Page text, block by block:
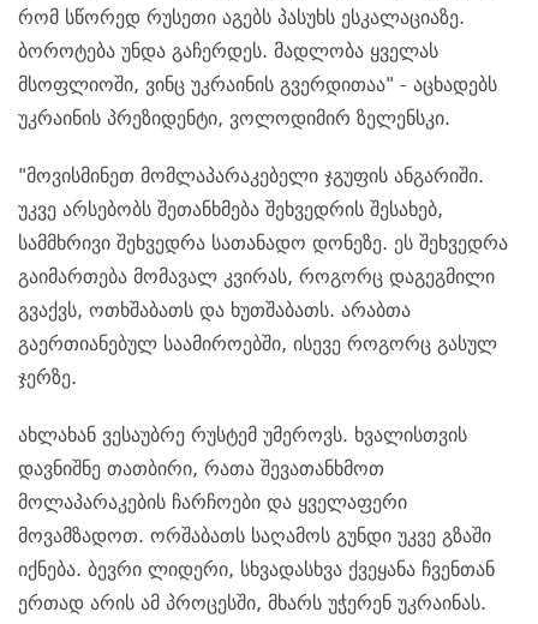
რომ სწორედ რუსეთი აგებს პასუხს ესკალაციაზე.
ბოროტება უნდა გაჩერდეს. მადლობა ყველას
მსოფლიოში, ვინც უკრაინის გვერდითაა" - აცხადებს
უკრაინის პრეზიდენტი, ვოლოდიმირ ზელენსკი.
"მოვისმინეთ მომლაპარაკებელი ჯგუფის ანგარიში.
უკვე არსებობს შეთანხმება შეხვედრის შესახებ,
სამმხრივი შეხვედრა სათანადო დონეზე. ეს შეხვედრა
გაიმართება მომავალ კვირას, როგორც დაგეგმილი
გვაქვს, ოთხშაბათს და ხუთშაბათს. არაბთა
გაერთიანებულ საამიროებში, ისევე როგორც გასულ
ჯერზე.
ახლახან ვესაუბრე რუსტემ უმეროვს. ხვალისთვის
დავნიშნე თათბირი, რათა შევათანხმოთ
მოლაპარაკების ჩარჩოები და ყველაფერი
მოვამზადოთ. ორშაბათს საღამოს გუნდი უკვე გზაში
იქნება. ბევრი ლიდერი, სხვადასხვა ქვეყანა ჩვენთან
ერთად არის ამ პროცესში, მხარს უჭერენ უკრაინას.